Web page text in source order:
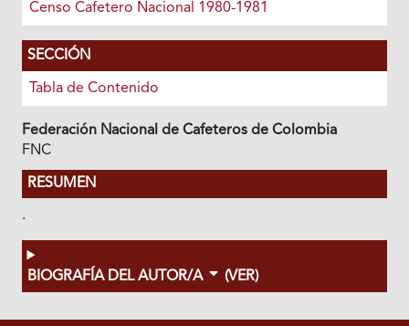
Censo Cafetero Nacional 1980-1981
SECCIÓN
Tabla de Contenido
Federación Nacional de Cafeteros de Colombia
FNC
RESUMEN
.
BIOGRAFÍA DEL AUTOR/A (VER)